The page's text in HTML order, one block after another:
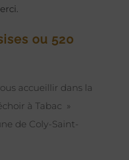
ou 520
accueillir dans la
à Tabac »
de Coly-Saint-